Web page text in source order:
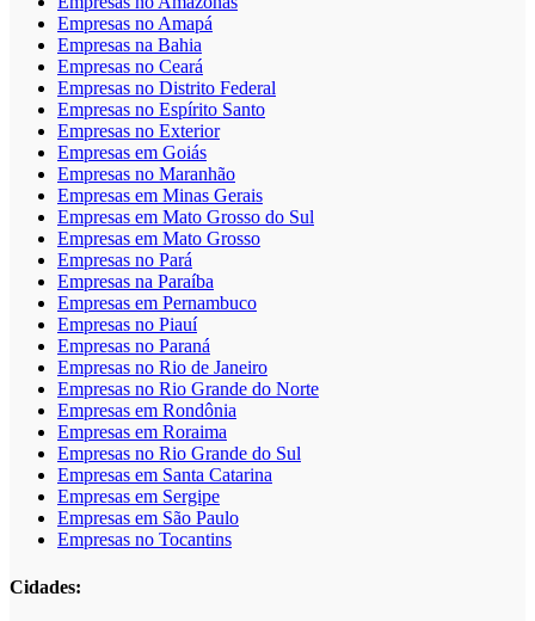
Empresas no Amapá
Empresas na Bahia
Empresas no Ceará
Empresas no Distrito Federal
Empresas no Espírito Santo
Empresas no Exterior
Empresas em Goiás
Empresas no Maranhão
Empresas em Minas Gerais
Empresas em Mato Grosso do Sul
Empresas em Mato Grosso
Empresas no Pará
Empresas na Paraíba
Empresas em Pernambuco
Empresas no Piauí
Empresas no Paraná
Empresas no Rio de Janeiro
Empresas no Rio Grande do Norte
Empresas em Rondônia
Empresas em Roraima
Empresas no Rio Grande do Sul
Empresas em Santa Catarina
Empresas em Sergipe
Empresas em São Paulo
Empresas no Tocantins
Cidades: